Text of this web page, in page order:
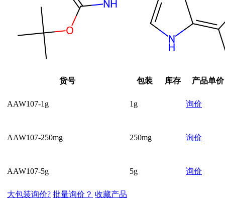
货号 包装 库存 产品单价
AAW107-1g 1g 询价
AAW107-250mg 250mg 询价
AAW107-5g 5g 询价
大包装询价? 批量询价？ 收藏产品